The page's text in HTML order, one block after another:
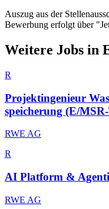
Auszug aus der
Bewerbung erfolgt über
Weitere Jobs in
R
Projektingenieur
speicherung (E/
RWE AG
R
AI Platform &
RWE AG